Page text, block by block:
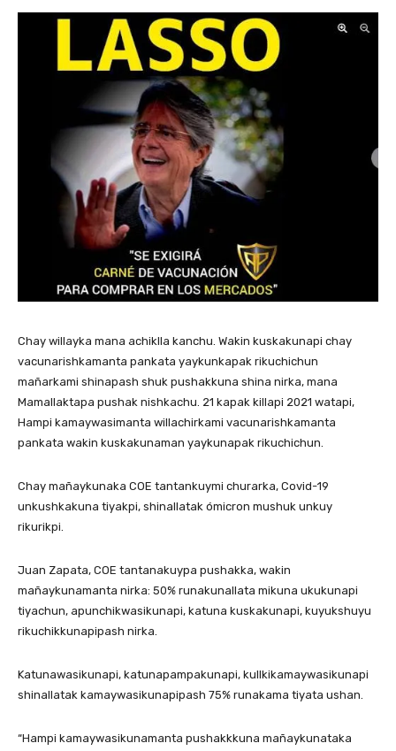
Chay willayka mana achiklla kanchu. Wakin kuskakunapi chay
vacunarishkamanta pankata yaykunkapak rikuchichun
mañarkami shinapash shuk pushakkuna shina nirka, mana
Mamallaktapa pushak nishkachu. 21 kapak killapi 2021 watapi,
Hampi kamaywasimanta willachirkami vacunarishkamanta
pankata wakin kuskakunaman yaykunapak rikuchichun.
Chay mañaykunaka COE tantankuymi churarka, Covid-19
unkushkakuna tiyakpi, shinallatak ómicron mushuk unkuy
rikurikpi.
Juan Zapata, COE tantanakuypa pushakka, wakin
mañaykunamanta nirka: 50% runakunallata mikuna ukukunapi
tiyachun, apunchikwasikunapi, katuna kuskakunapi, kuyukshuyu
rikuchikkunapipash nirka.
Katunawasikunapi, katunapampakunapi, kullkikamaywasikunapi
shinallatak kamaywasikunapipash 75% runakama tiyata ushan.
“Hampi kamaywasikunamanta pushakkkuna mañaykunataka